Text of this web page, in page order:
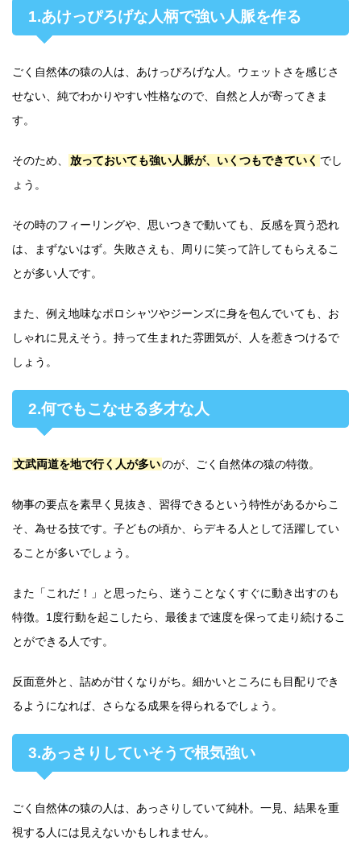
1.あけっぴろげな人柄で強い人脈を作る
ごく自然体の猿の人は、あけっぴろげな人。ウェットさを感じさ
せない、純でわかりやすい性格なので、自然と人が寄ってきま
す。
そのため、 放っておいても強い人脈が、いくつもできていく でし
ょう。
その時のフィーリングや、思いつきで動いても、反感を買う恐れ
は、まずないはず。失敗さえも、周りに笑って許してもらえるこ
とが多い人です。
また、例え地味なポロシャツやジーンズに身を包んでいても、お
しゃれに見えそう。持って生まれた雰囲気が、人を惹きつけるで
しょう。
2.何でもこなせる多才な人
文武両道を地で行く人が多いのが、ごく自然体の猿の特徴。
物事の要点を素早く見抜き、習得できるという特性があるからこ
そ、為せる技です。子どもの頃か、らデキる人として活躍してい
ることが多いでしょう。
また「これだ！」と思ったら、迷うことなくすぐに動き出すのも
特徴。1度行動を起こしたら、最後まで速度を保って走り続けるこ
とができる人です。
反面意外と、詰めが甘くなりがち。細かいところにも目配りでき
るようになれば、さらなる成果を得られるでしょう。
3.あっさりしていそうで根気強い
ごく自然体の猿の人は、あっさりしていて純朴。一見、結果を重
視する人には見えないかもしれません。